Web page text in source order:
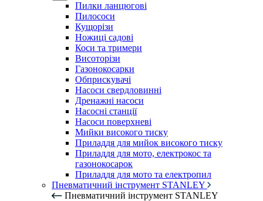
Пилки ланцюгові
Пилососи
Кущорізи
Ножиці садові
Коси та тримери
Висоторізи
Газонокосарки
Обприскувачі
Насоси свердловинні
Дренажні насоси
Насосні станції
Насоси поверхневі
Мийки високого тиску
Приладдя для мийок високого тиску
Приладдя для мото, електрокос та
газонокосарок
Приладдя для мото та електропил
Пневматичний інструмент STANLEY
Пневматичний інструмент STANLEY